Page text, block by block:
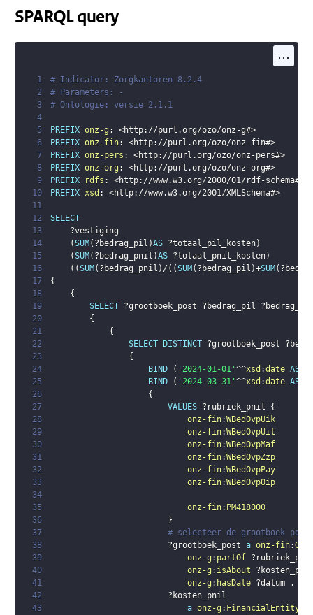
SPARQL query
...
1
# Indicator: Zorgkantoren 8.2.4
2
# Parameters: -
3
# Ontologie: versie 2.1.1
4
5
PREFIX onz-g : <http://purl.org/ozo/onz-g#>
6
PREFIX onz-fin: <http://purl.org/ozo/onz-fin#>
7
PREFIX onz-pers : <http://purl.org/ozo/onz-pers#>
8
PREFIX onz-org : <http://purl.org/ozo/onz-org#>
9
PREFIX rdfs : <http://www.w3.org/2000/01/rdf-schema#
10
PREFIX xsd : <http://www.w3.org/2001/XMLSchema#>
11
12
SELECT
13
?vestiging
14
(SUM ( ?bedrag_pil )AS ?totaal_pil_kosten)
15
(SUM ( ?bedrag_pnil )AS ?totaal_pnil_kosten)
16
( (SUM ( ?bedrag_pnil ) /( (SUM ( ?bedrag_pil )+SUM (
17
{
18
{
19
SELECT ?grootboek_post ?bedrag_pil
20
{
21
{
22
SELECT DISTINCT ?grootboek_post
23
{
24
BIND ( '2024-01-01'^^xsd :date AS
25
BIND ( '2024-03-31'^^xsd :date AS
26
{
27
VALUES ?rubriek_pnil
{
28
onz-fin:WBedOvpUik
29
onz-fin:WBedOvpUit
30
onz-fin:WBedOvpMaf
31
onz-fin:WBedOvpZzp
32
onz-fin:WBedOvpPay
33
onz-fin:WBedOvpOip
34
35
onz-fin: PM418000
36
}
37
# selecteer de grootboek
38
?grootboek_post a onz-fin:
39
onz-g : partOf
40
onz-g : isAbout
41
onz-g : hasDate ?datum
.
42
?kosten_pnil
43
a onz-g : FinancialEntity